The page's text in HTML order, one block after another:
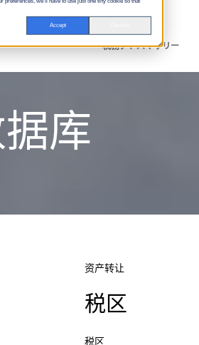
Accept
税務アドバイザリー
库
资产转让
税区
税区